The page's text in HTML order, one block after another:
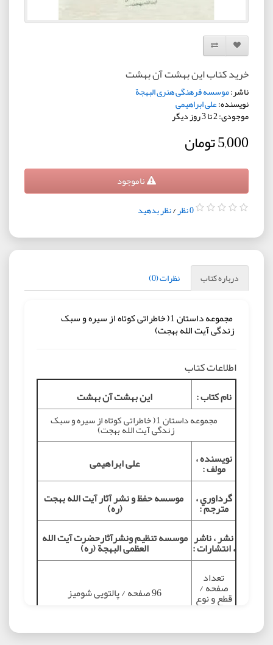
افزودن به لیست دلخواه
مقایسه این محصول
خرید کتاب این بهشت آن بهشت
ناشر:موسسه فرهنگی هنری البهجة
نویسنده:علی ابراهیمی
موجودی: 2 تا 3 روز دیگر
5,000 تومان
ناموجود
0 نظر /نظر بدهید
درباره کتاب نظرات (0)
مجموعه داستان 1( خاطراتی کوتاه از سیره و سبک
زندگی آیت الله بهجت)
اطلاعات کتاب
نام کتاب : این بهشت آن بهشت
مجموعه داستان 1( خاطراتی کوتاه از سیره و سبک
زندگی آیت الله بهجت)
نويسنده ،
مولف :
علی ابراهیمی
گرداوري ،
مترجم :
موسسه حفظ و نشر آثار آیت الله بهجت
(ره)
نشر ، ناشر
، انتشارات :
موسسه تنظیم ونشرآثارحضرت آیت الله
العظمی البهجة (ره)
تعداد
صفحه /
قطع و نوع
جلد :
96 صفحه / پالتویی شومیز
نوبت چاپ و